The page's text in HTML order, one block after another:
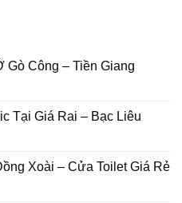
Gò Công – Tiền Giang
Tại Giá Rai – Bạc Liêu
Xoài – Cửa Toilet Giá Rẻ